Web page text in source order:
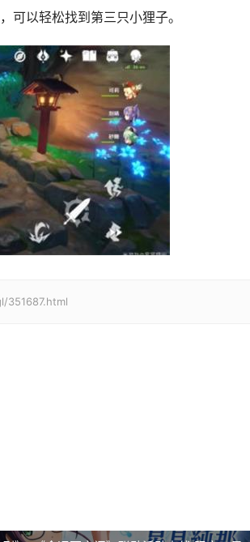
可以轻松找到第三只小狸子。
351687.html